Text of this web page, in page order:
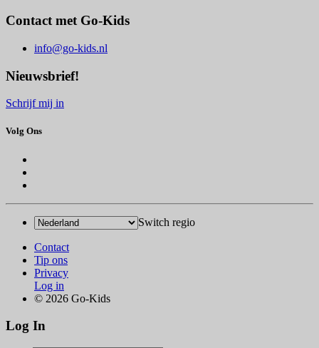
Contact met Go-Kids
info@go-kids.nl
Nieuwsbrief!
Schrijf mij in
Volg Ons
Switch regio
Contact
Tip ons
Privacy
Log in
© 2026 Go-Kids
Log In